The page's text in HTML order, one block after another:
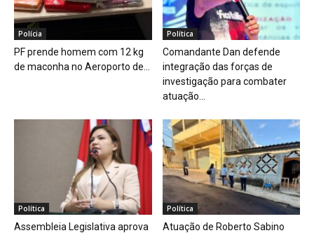
Polícia
PF prende homem com 12 kg
de maconha no Aeroporto de...
Política
Comandante Dan defende
integração das forças de
investigação para combater
atuação...
Política
Assembleia Legislativa aprova
Política
Atuação de Roberto Sabino